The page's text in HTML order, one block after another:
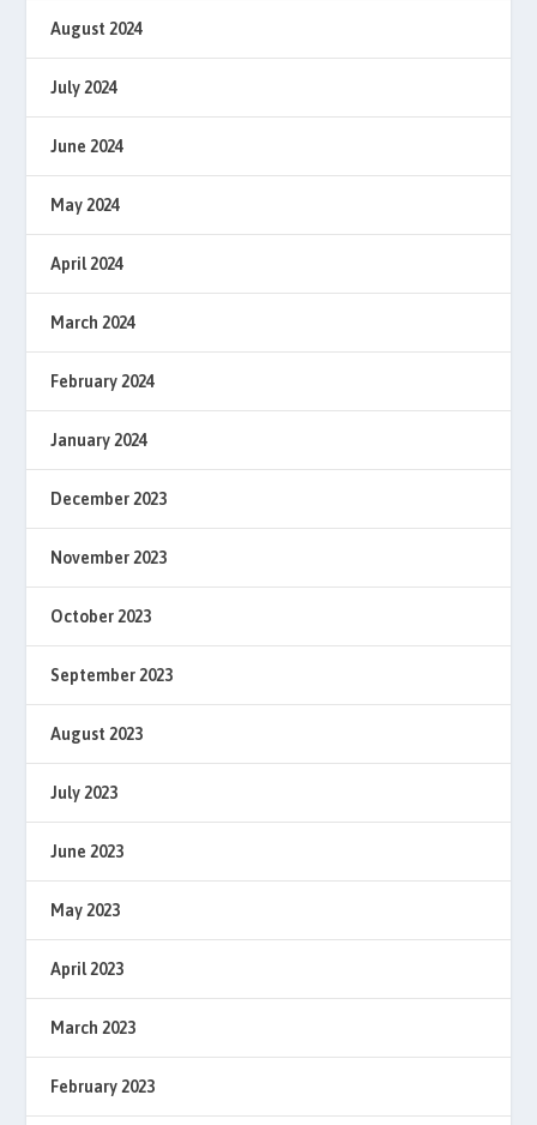
August 2024
July 2024
June 2024
May 2024
April 2024
March 2024
February 2024
January 2024
December 2023
November 2023
October 2023
September 2023
August 2023
July 2023
June 2023
May 2023
April 2023
March 2023
February 2023